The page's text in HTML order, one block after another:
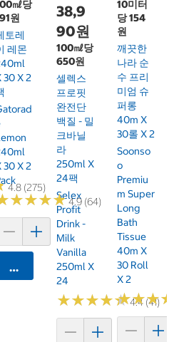
4.8 (275)
㎖당
원
토레
레몬
30 X 2
30 X 2
★★★★
★★★★4.9 (64)
카트에 담기
38,9
90원
100㎖당
650원
셀렉스
프로핏
완전단
백질 - 밀
크바닐
라
250ml X
24팩
Selex
Profit
Drink -
Milk
Vanilla
250ml X
24
★★★★★
★★★★★4.4 (41)
10미터
당 154
원
깨끗한
나라 순
수 프리
미엄 슈
퍼롱
40m X
30롤 X 2
Soonso
O
Premiu
M Super
Long
Bath
Tissue
40m X
30 Roll
X 2
★★★
★★★